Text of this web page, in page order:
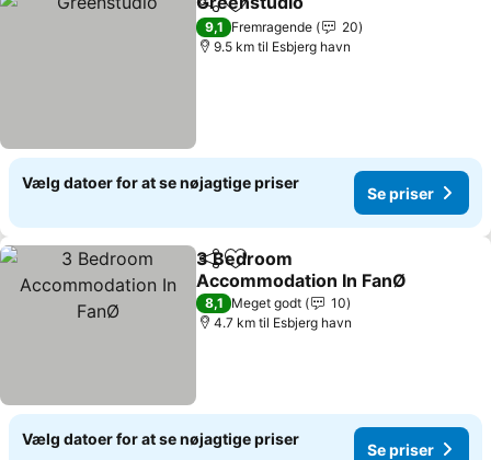
Del Føj til favoritter
9,1 Fremragende
20
9.5 km til Esbjerg havn
Vælg datoer for at se nøjagtige priser
Se priser
Del Føj til favoritter
3 Bedroom
Accommodation In FanØ
8,1 Meget godt
10
4.7 km til Esbjerg havn
Vælg datoer for at se nøjagtige priser
Se priser